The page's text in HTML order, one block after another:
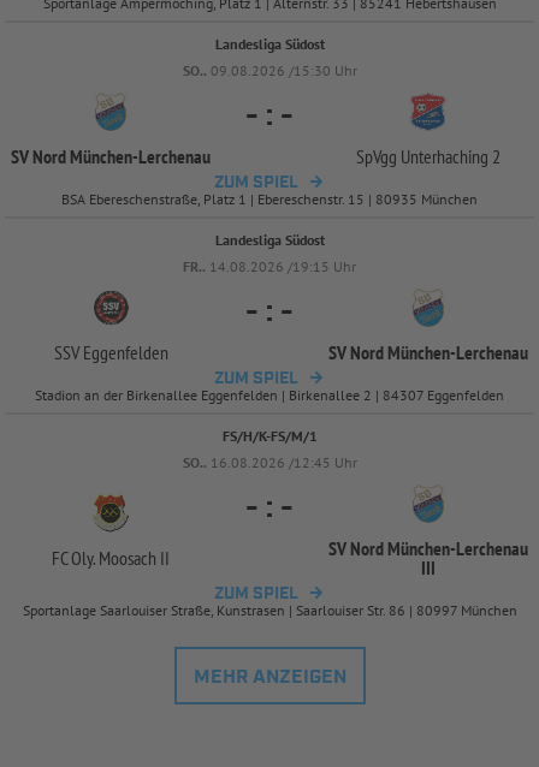
Landesliga Südost
SO.. 09.08.2026 /15:30 Uhr
SV Nord München-Lerchenau
- : -
SpVgg Unterhaching 2
ZUM SPIEL
BSA Ebereschenstraße, Platz 1 | Ebereschenstr. 15 | 80935 München
Landesliga Südost
FR.. 14.08.2026 /19:15 Uhr
SSV Eggenfelden
- : -
SV Nord München-Lerchenau
ZUM SPIEL
Stadion an der Birkenallee Eggenfelden | Birkenallee 2 | 84307 Eggenfelden
FS/H/K-FS/M/1
SO.. 16.08.2026 /12:45 Uhr
FC Oly. Moosach II
- : -
SV Nord München-Lerchenau
III
ZUM SPIEL
Sportanlage Saarlouiser Straße, Kunstrasen | Saarlouiser Str. 86 | 80997 München
MEHR ANZEIGEN